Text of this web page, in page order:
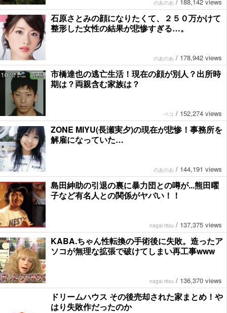
のあのあ
石原さとみの顔になりたくて、２５０万かけて
整形した女性の結果が悲惨すぎる…。
のあのあ / 178,942 views
市橋達也の逃亡生活！現在の顔が別人？出所時
期は？両親含む家族は？
ペコ / 152,274 views
ZONE MIYU(長瀬実夕)の現在が悲惨！事務所を
解雇になっていた…
のあのあ / 144,191 views
島田紳助の引退の裏に暴力団との噂が...熊田曜
子など有名人との関係がヤバい！！
nagai ritsu / 137,375 views
KABA.ちゃん性転換の手術後に失敗。造ったア
ソコが無理な拡張で破けてしまい再工事www
nagai ritsu / 136,370 views
ドリームハウス その後売却された家まとめ！や
はり失敗作だったのか